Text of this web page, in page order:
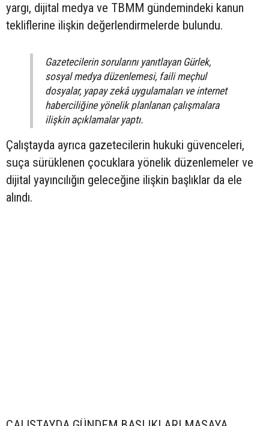
yargı, dijital medya ve TBMM gündemindeki kanun
tekliflerine ilişkin değerlendirmelerde bulundu.
Gazetecilerin sorularını yanıtlayan Gürlek,
sosyal medya düzenlemesi, faili meçhul
dosyalar, yapay zekâ uygulamaları ve internet
haberciliğine yönelik planlanan çalışmalara
ilişkin açıklamalar yaptı.
Çalıştayda ayrıca gazetecilerin hukuki güvenceleri,
suça sürüklenen çocuklara yönelik düzenlemeler ve
dijital yayıncılığın geleceğine ilişkin başlıklar da ele
alındı.